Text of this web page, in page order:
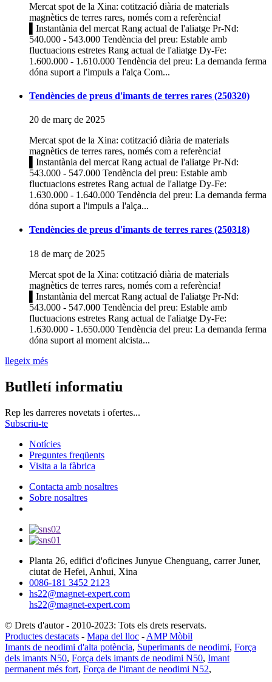
Mercat spot de la Xina: cotització diària de materials
magnètics de terres rares, només com a referència!
▌Instantània del mercat Rang actual de l'aliatge Pr-Nd:
540.000 - 543.000 Tendència del preu: Estable amb
fluctuacions estretes Rang actual de l'aliatge Dy-Fe:
1.600.000 - 1.610.000 Tendència del preu: La demanda ferma
dóna suport a l'impuls a l'alça Com...
Tendències de preus d'imants de terres rares (250320)
20 de març de 2025
Mercat spot de la Xina: cotització diària de materials
magnètics de terres rares, només com a referència!
▌Instantània del mercat Rang actual de l'aliatge Pr-Nd:
543.000 - 547.000 Tendència del preu: Estable amb
fluctuacions estretes Rang actual de l'aliatge Dy-Fe:
1.630.000 - 1.640.000 Tendència del preu: La demanda ferma
dóna suport a l'impuls a l'alça...
Tendències de preus d'imants de terres rares (250318)
18 de març de 2025
Mercat spot de la Xina: cotització diària de materials
magnètics de terres rares, només com a referència!
▌Instantània del mercat Rang actual de l'aliatge Pr-Nd:
543.000 - 547.000 Tendència del preu: Estable amb
fluctuacions estretes Rang actual de l'aliatge Dy-Fe:
1.630.000 - 1.650.000 Tendència del preu: La demanda ferma
dóna suport al moment alcista...
llegeix més
Butlletí informatiu
Rep les darreres novetats i ofertes...
Subscriu-te
Notícies
Preguntes freqüents
Visita a la fàbrica
Contacta amb nosaltres
Sobre nosaltres
Planta 26, edifici d'oficines Junyue Chenguang, carrer Juner,
ciutat de Hefei, Anhui, Xina
0086-181 3452 2123
hs22@magnet-expert.com
hs22@magnet-expert.com
© Drets d'autor - 2010-2023: Tots els drets reservats.
Productes destacats - Mapa del lloc - AMP Mòbil
Imants de neodimi d'alta potència, Superimants de neodimi, Força
dels imants N50, Força dels imants de neodimi N50, Imant
permanent més fort, Força de l'imant de neodimi N52,